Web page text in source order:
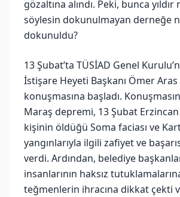
gözaltına alındı. Peki, bunca
söylesin dokunulmayan derneğe
dokunuldu?
13 Şubat’ta TÜSİAD Genel
İstişare Heyeti Başkanı Ömer Aras
konuşmasına başladı.
Maraş depremi, 13 Şubat
kişinin öldüğü Soma faciası ve
yangınlarıyla ilgili zafiyet ve
verdi. Ardından, belediye
insanlarının haksız
teğmenlerin ihracına dikkat çekti